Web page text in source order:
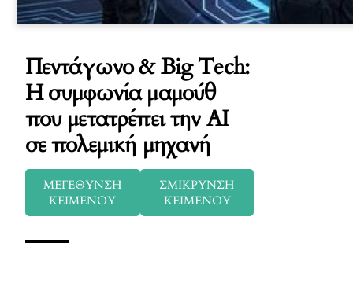
Πεντάγωνο & Big Tech:
Η συμφωνία μαμούθ
που μετατρέπει την AI
σε πολεμική μηχανή
ΜΕΓΕΘΥΝΣΗ
ΚΕΙΜΕΝΟΥ
ΣΜΙΚΡΥΝΣΗ
ΚΕΙΜΕΝΟΥ